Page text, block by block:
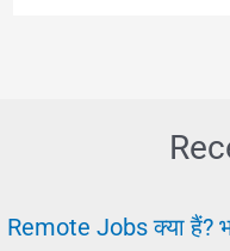
कैसे
Remote Jobs क्या हैं?